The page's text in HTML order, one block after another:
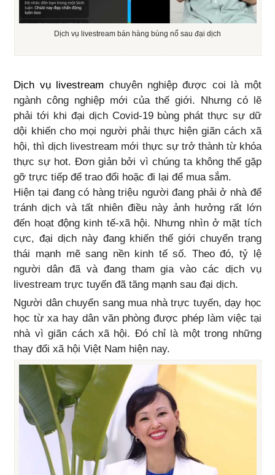
Dịch vụ livestream bán hàng bùng nổ sau đại dịch
Dịch vụ livestream chuyên nghiệp được coi là một
ngành công nghiệp mới của thế giới. Nhưng có lẽ
phải tới khi đại dịch Covid-19 bùng phát thực sự dữ
dội khiến cho mọi người phải thực hiện giãn cách xã
hội, thì dịch livestream mới thực sự trở thành từ khóa
thực sự hot. Đơn giản bởi vì chúng ta không thể gặp
gỡ trực tiếp để trao đổi hoặc đi lại để mua sắm.
Hiện tại đang có hàng triệu người đang phải ở nhà để
tránh dịch và tất nhiên điều này ảnh hưởng rất lớn
đến hoạt động kinh tế-xã hội. Nhưng nhìn ở mặt tích
cực, đại dịch này đang khiến thế giới chuyển trạng
thái mạnh mẽ sang nền kinh tế số. Theo đó, tỷ lệ
người dân đã và đang tham gia vào các dịch vụ
livestream trực tuyến đã tăng mạnh sau đại dịch.
Người dân chuyển sang mua nhà trực tuyến, dạy học
học từ xa hay dân văn phòng được phép làm việc tại
nhà vì giãn cách xã hội. Đó chỉ là một trong những
thay đổi xã hội Việt Nam hiện nay.